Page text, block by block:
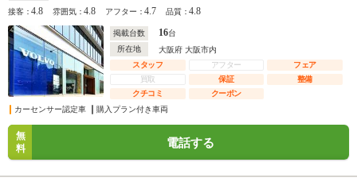
接客：4.8 雰囲気：4.8 アフター：4.7 品質：4.8
掲載台数 16台
所在地
大阪府 大阪市内
スタッフ
アフター
フェア
買取
保証
整備
クチコミ
クーポン
カーセンサー認定車
購入プラン付き車両
無
料
電話する